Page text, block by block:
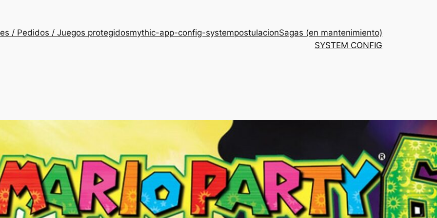
/ Pedidos / Juegos protegidosmythic-app-config-systempostulacionSagas (en mantenimiento)
SYSTEM CONFIG